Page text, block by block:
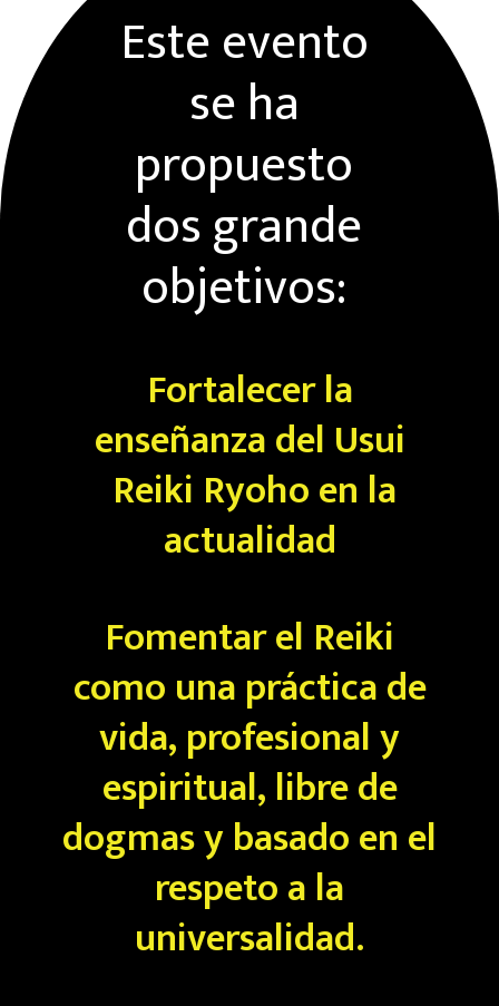
Este evento
se ha
propuesto
dos grande
objetivos:
Fortalecer la
enseñanza del Usui
Reiki Ryoho en la
actualidad
Fomentar el Reiki
como una práctica de
vida, profesional y
espiritual, libre de
dogmas y basado en el
respeto a la
universalidad.